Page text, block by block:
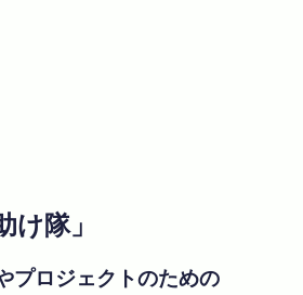
隊」
プロジェクトのための